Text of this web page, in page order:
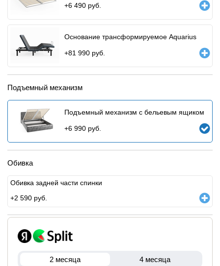
+6 490 руб.
Основание трансформируемое Aquarius
+81 990 руб.
Подъемный механизм
Подъемный механизм с бельевым ящиком
+6 990 руб.
Обивка
Обивка задней части спинки
+2 590 руб.
2 месяца 4 месяца